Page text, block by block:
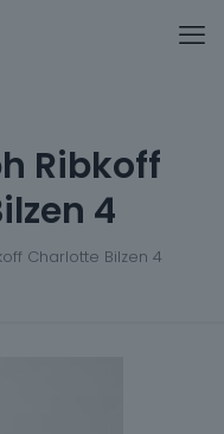
Ribkoff
4
Charlotte Bilzen 4